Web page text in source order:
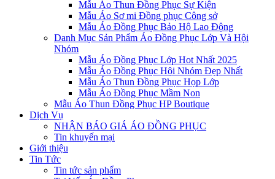
Mẫu Áo Thun Đồng Phục Sự Kiện
Mẫu Áo Sơ mi Đồng phục Công sở
Mẫu Áo Đồng Phục Bảo Hộ Lao Động
Danh Mục Sản Phẩm Áo Đồng Phục Lớp Và Hội
Nhóm
Mẫu Áo Đồng Phục Lớp Hot Nhất 2025
Mẫu Áo Đồng Phục Hội Nhóm Đẹp Nhất
Mẫu Áo Thun Đồng Phục Họp Lớp
Mẫu Áo Đồng Phục Mầm Non
Mẫu Áo Thun Đồng Phục HP Boutique
Dịch Vụ
NHẬN BÁO GIÁ ÁO ĐỒNG PHỤC
Tin khuyến mại
Giới thiệu
Tin Tức
Tin tức sản phẩm